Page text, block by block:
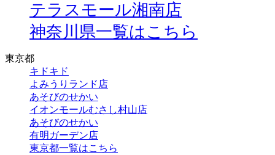
テラスモール湘南店
神奈川県一覧はこちら
東京都
キドキド
よみうりランド店
あそびのせかい
イオンモールむさし村山店
あそびのせかい
有明ガーデン店
東京都一覧はこちら